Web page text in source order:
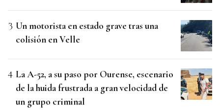
Un motorista en estado grave tras una
colisión en Velle
La A-52, a su paso por Ourense, escenario
de la huida frustrada a gran velocidad de
un grupo criminal